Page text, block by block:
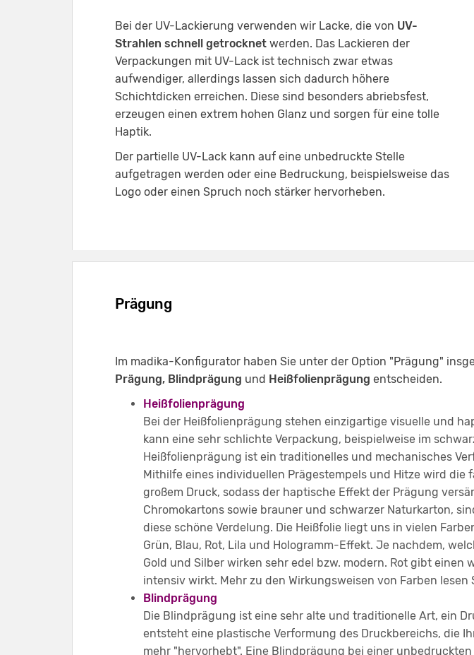
Bei der UV-Lackierung verwenden wir Lacke, die von UV-
Strahlen schnell getrocknet werden. Das Lackieren der
Verpackungen mit UV-Lack ist technisch zwar etwas
aufwendiger, allerdings lassen sich dadurch höhere
Schichtdicken erreichen. Diese sind besonders abriebsfest,
erzeugen einen extrem hohen Glanz und sorgen für eine tolle
Haptik.
Der partielle UV-Lack kann auf eine unbedruckte Stelle
aufgetragen werden oder eine Bedruckung, beispielsweise das
Logo oder einen Spruch noch stärker hervorheben.
Prägung
Im madika-Konfigurator haben Sie unter der Option "Prägung"
Prägung, Blindprägung und Heißfolienprägung entscheiden.
Heißfolienprägung
Bei der Heißfolienprägung stehen einzigartige visuelle und
kann eine sehr schlichte Verpackung, beispielweise im
Heißfolienprägung ist ein traditionelles und mechanisches
Mithilfe eines individuellen Prägestempels und Hitze wird
großem Druck, sodass der haptische Effekt der Prägung
Chromokartons sowie brauner und schwarzer Naturkarton,
diese schöne Verdelung. Die Heißfolie liegt uns in vielen
Grün, Blau, Rot, Lila und Hologramm-Effekt. Je nachdem,
Gold und Silber wirken sehr edel bzw. modern. Rot gibt
intensiv wirkt. Mehr zu den Wirkungsweisen von Farben lesen
Blindprägung
Die Blindprägung ist eine sehr alte und traditionelle Art, ein
entsteht eine plastische Verformung des Druckbereichs, die
mehr "hervorhebt". Eine Blindprägung bei einer